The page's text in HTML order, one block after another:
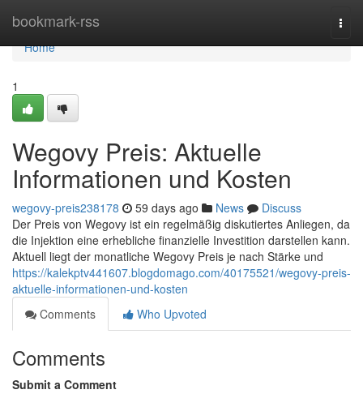
bookmark-rss
Home
Home
1
Wegovy Preis: Aktuelle
Informationen und Kosten
wegovy-preis238178 59 days ago News
Discuss
Der Preis von Wegovy ist ein regelmäßig diskutiertes Anliegen, da
die Injektion eine erhebliche finanzielle Investition darstellen kann.
Aktuell liegt der monatliche Wegovy Preis je nach Stärke und
https://kalekptv441607.blogdomago.com/40175521/wegovy-preis-
aktuelle-informationen-und-kosten
Comments
Who Upvoted
Comments
Submit a Comment